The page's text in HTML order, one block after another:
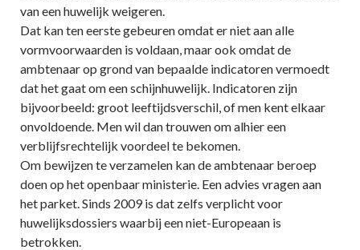
van een huwelijk weigeren.
Dat kan ten eerste gebeuren omdat er niet aan alle
vormvoorwaarden is voldaan, maar ook omdat de
ambtenaar op grond van bepaalde indicatoren vermoedt
dat het gaat om een schijnhuwelijk. Indicatoren zijn
bijvoorbeeld: groot leeftijdsverschil, of men kent elkaar
onvoldoende. Men wil dan trouwen om alhier een
verblijfsrechtelijk voordeel te bekomen.
Om bewijzen te verzamelen kan de ambtenaar beroep
doen op het openbaar ministerie. Een advies vragen aan
het parket. Sinds 2009 is dat zelfs verplicht voor
huwelijksdossiers waarbij een niet-Europeaan is
betrokken.